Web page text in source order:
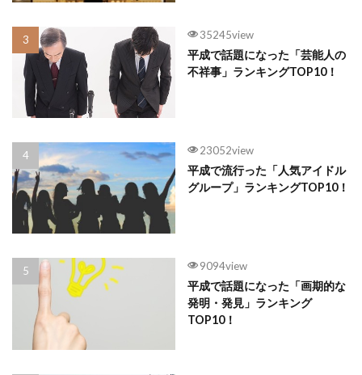
35245view
平成で話題になった「芸能人の
不祥事」ランキングTOP10！
23052view
平成で流行った「人気アイドル
グループ」ランキングTOP10！
9094view
平成で話題になった「画期的な
発明・発見」ランキング
TOP10！